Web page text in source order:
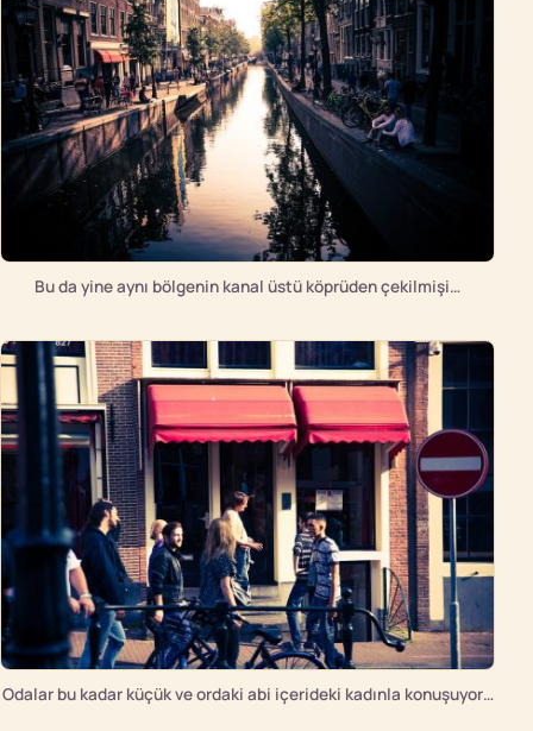
Bu da yine aynı bölgenin kanal üstü köprüden çekilmişi…
Odalar bu kadar küçük ve ordaki abi içerideki kadınla konuşuyor…